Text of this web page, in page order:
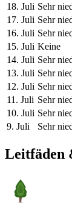
18. Juli Sehr
17. Juli Sehr
16. Juli Sehr
15. Juli Keine
14. Juli Sehr
13. Juli Sehr
12. Juli Sehr
11. Juli Sehr
10. Juli Sehr
9. Juli
Sehr
Leitfäden